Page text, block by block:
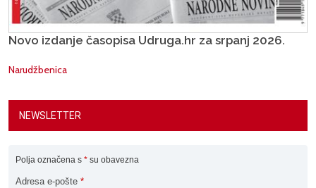
Novo izdanje časopisa Udruga.hr za srpanj 2026.
Narudžbenica
NEWSLETTER
Polja označena s * su obavezna
Adresa e-pošte *